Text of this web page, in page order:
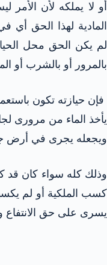
أو لا يملكه لأن
المادية لهذا الحق أي
لم يكن الحق محل
بالمرور أو بالشرب أو
فإن حيازته تكون
يأخذ الماء من مرورى
ويجعله يجرى في أرض
وذلك كله سواء كان
كسب الملكية أو لم
يسرى على حق الانتفاع